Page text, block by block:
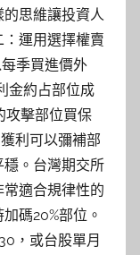
思維讓投資人
運用選擇權賣
季買進價外
金約占部位成
攻擊部位買保
利可以彌補部
。台灣期交所
適合規律性的
碼20%部位。
，或台股單月